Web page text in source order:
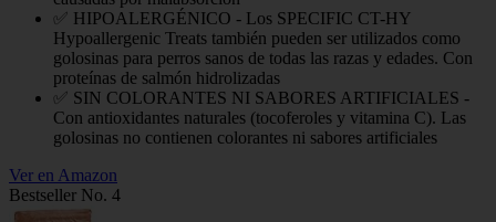
✅ HIPOALERGÉNICO - Los SPECIFIC CT-HY
Hypoallergenic Treats también pueden ser utilizados como
golosinas para perros sanos de todas las razas y edades. Con
proteínas de salmón hidrolizadas
✅ SIN COLORANTES NI SABORES ARTIFICIALES -
Con antioxidantes naturales (tocoferoles y vitamina C). Las
golosinas no contienen colorantes ni sabores artificiales
Ver en Amazon
Bestseller No. 4